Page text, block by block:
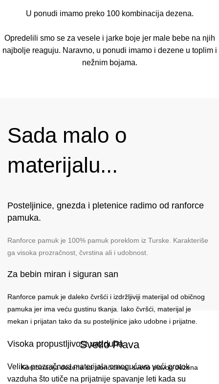
U ponudi imamo preko 100 kombinacija dezena.
Opredelili smo se za vesele i jarke boje jer male bebe na njih
najbolje reaguju. Naravno, u ponudi imamo i dezene u toplim i
nežnim bojama.
Sada malo o
materijalu...
Posteljinice, gnezda i pletenice radimo od ranforce
pamuka.
Ranforce pamuk je 100% pamuk poreklom iz Turske. Karakteriše
ga visoka prozračnost, čvrstina ali i udobnost.
Za bebin miran i siguran san
Ranforce pamuk je daleko čvršći i izdržljiviji materijal od običnog
pamuka jer ima veću gustinu tkanja. Iako čvršći, materijal je
mekan i prijatan tako da su posteljinice jako udobne i prijatne.
Visoka propustljivost vazduha
Velika prozračnost materijala omogućava veći protok
vazduha što utiče na prijatnije spavanje leti kada su
Svetlo Plava
Kombinacija dezena sa slončićima i svetlo plavog dezena